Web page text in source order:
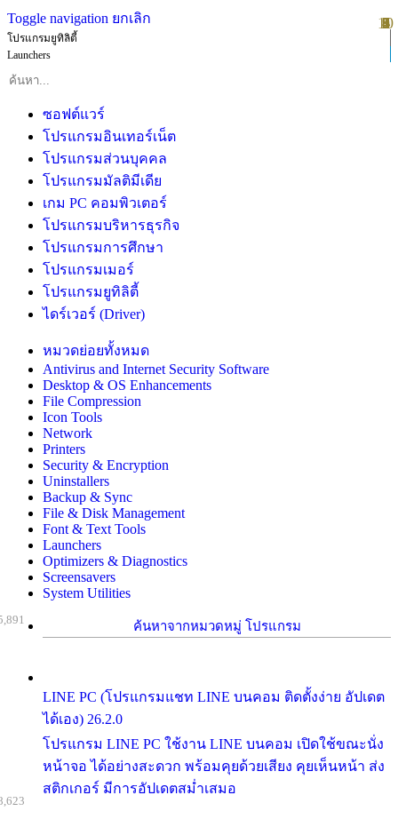
Toggle navigation ยกเลิก
โปรแกรมยูทิลิตี้
Launchers
ซอฟต์แวร์
โปรแกรมอินเทอร์เน็ต
โปรแกรมส่วนบุคคล
โปรแกรมมัลติมีเดีย
เกม PC คอมพิวเตอร์
โปรแกรมบริหารธุรกิจ
โปรแกรมการศึกษา
โปรแกรมเมอร์
โปรแกรมยูทิลิตี้
ไดร์เวอร์ (Driver)
หมวดย่อยทั้งหมด
Antivirus and Internet Security Software
Desktop & OS Enhancements
File Compression
Icon Tools
Network
Printers
Security & Encryption
Uninstallers
Backup & Sync
File & Disk Management
Font & Text Tools
Launchers
Optimizers & Diagnostics
Screensavers
System Utilities
ค้นหาจากหมวดหมู่ โปรแกรม
LINE PC (โปรแกรมแชท LINE บนคอม ติดตั้งง่าย อัปเดต
ได้เอง) 26.2.0
โปรแกรม LINE PC ใช้งาน LINE บนคอม เปิดใช้ขณะนั่ง
หน้าจอ ได้อย่างสะดวก พร้อมคุยด้วยเสียง คุยเห็นหน้า ส่ง
สติกเกอร์ มีการอัปเดตสม่ำเสมอ
1
2
3
4
5
6
7
8
9
10